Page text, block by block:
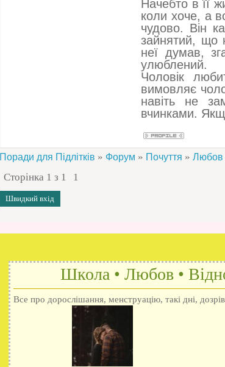
Начебто в її
коли хоче, а
чудово. Він
зайнятий, що
неї думав,
улюблений.
Чоловік
вимовляє
навіть не
вчинками.
Поради для Підлітків » Форум » Почуття » Любов
Сторінка 1 з 1
1
Школа • Любов •
Все про дорослішання, менструацію, такі дні,